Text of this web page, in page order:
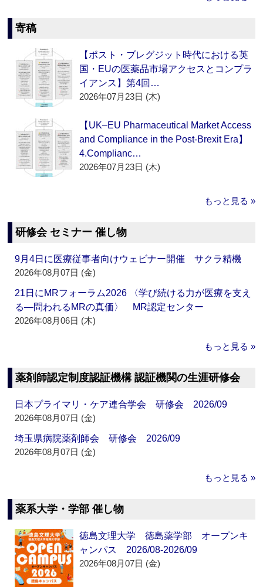
寄稿
【ポスト・ブレグジット時代における英
国・EUの医薬品市場アクセスとコンプラ
イアンス】第4回…
2026年07月23日 (木)
【UK–EU Pharmaceutical Market Access
and Compliance in the Post-Brexit Era】
4.Complianc…
2026年07月23日 (木)
もっと見る »
研修会 セミナー 催し物
9月4日に医療従事者向けウェビナー開催 サクラ精機
2026年08月07日 (金)
21日にMRフォーラム2026 〈学び続ける力が医療を支え
る―問われるMRの真価〉 MR認定センター
2026年08月06日 (木)
もっと見る »
薬剤師認定制度認証機構 認証機関の生涯研修会
日本プライマリ・ケア連合学会 研修会 2026/09
2026年08月07日 (金)
埼玉県病院薬剤師会 研修会 2026/09
2026年08月07日 (金)
もっと見る »
薬系大学・学部 催し物
徳島文理大学 徳島薬学部 オープンキ
ャンパス 2026/08-2026/09
2026年08月07日 (金)